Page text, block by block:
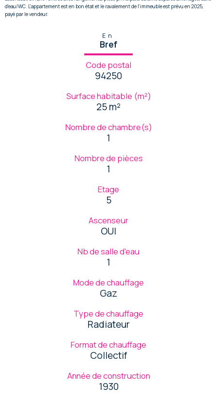
d'eau/WC. L'appartement est en bon état et le ravalement de l'immeuble est prévu en 2025,
payé par le vendeur.
En
Bref
Code postal
94250
Surface habitable (m²)
25 m²
Nombre de chambre(s)
1
Nombre de pièces
1
Etage
5
Ascenseur
OUI
Nb de salle d'eau
1
Mode de chauffage
Gaz
Type de chauffage
Radiateur
Format de chauffage
Collectif
Année de construction
1930